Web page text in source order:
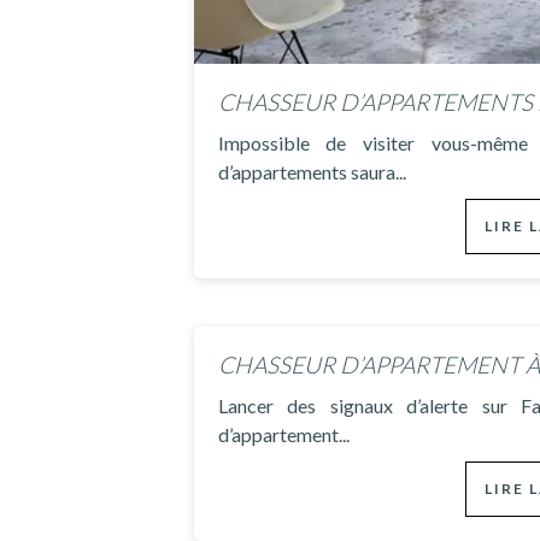
Impossible de visiter vous-
d’appartements saura...
LIRE
Lancer des signaux d’alerte sur
d’appartement...
LIRE